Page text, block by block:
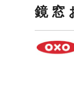
鏡 窓